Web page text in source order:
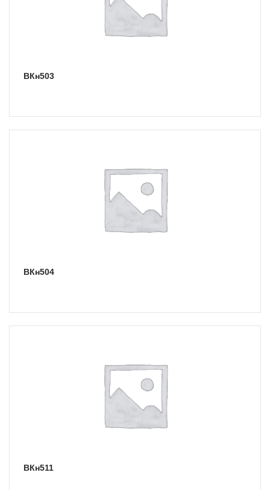
ВКн503
ВКн504
ВКн511